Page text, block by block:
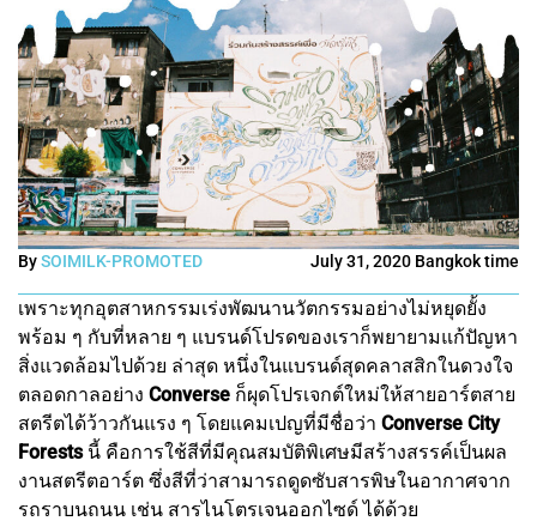
BySOIMILK-PROMOTED July 31, 2020 Bangkok time
เพราะทุกอุตสาหกรรมเร่งพัฒนานวัตกรรมอย่างไม่หยุดยั้ง
พร้อม ๆ กับที่หลาย ๆ แบรนด์โปรดของเราก็พยายามแก้ปัญหา
สิ่งแวดล้อมไปด้วย ล่าสุด หนึ่งในแบรนด์สุดคลาสสิกในดวงใจ
ตลอดกาลอย่าง Converse ก็ผุดโปรเจกต์ใหม่ให้สายอาร์ตสาย
สตรีตได้ว้าวกันแรง ๆ โดยแคมเปญที่มีชื่อว่า Converse City
Forestsนี้ คือการใช้สีที่มีคุณสมบัติพิเศษมีสร้างสรรค์เป็นผล
งานสตรีตอาร์ต ซึ่งสีที่ว่าสามารถดูดซับสารพิษในอากาศจาก
รถราบนถนน เช่น สารไนโตรเจนออกไซด์ ได้ด้วย